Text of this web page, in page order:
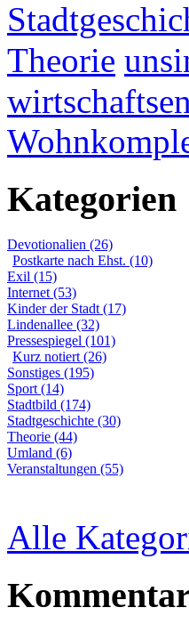
Theorie
Kategorien
Devotionalien (26)
Postkarte nach Ehst. (10)
Exil (15)
Internet (53)
Kinder der Stadt (17)
Lindenallee (32)
Pressespiegel (101)
Kurz notiert (26)
Sonstiges (195)
Sport (14)
Stadtbild (174)
Stadtgeschichte (30)
Theorie (44)
Umland (6)
Veranstaltungen (55)
Alle